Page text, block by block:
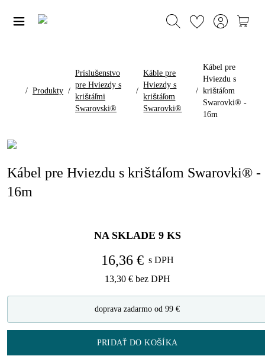
/ Produkty /
Príslušenstvo
pre Hviezdy s
krištáľmi
Swarovski®
/
Káble pre
Hviezdy s
krištáľom
Swarovki®
/
Kábel pre
Hviezdu s
krištáľom
Swarovki® -
16m
Kábel pre Hviezdu s krištáľom Swarovki® -
16m
NA SKLADE 9 KS
16,36 € s DPH
13,30 € bez DPH
doprava zadarmo od 99 €
PRIDAŤ DO KOŠÍKA